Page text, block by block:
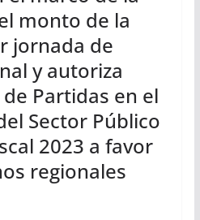
monto de la
jornada de
y autoriza
Partidas en el
Sector Público
2023 a favor
regionales